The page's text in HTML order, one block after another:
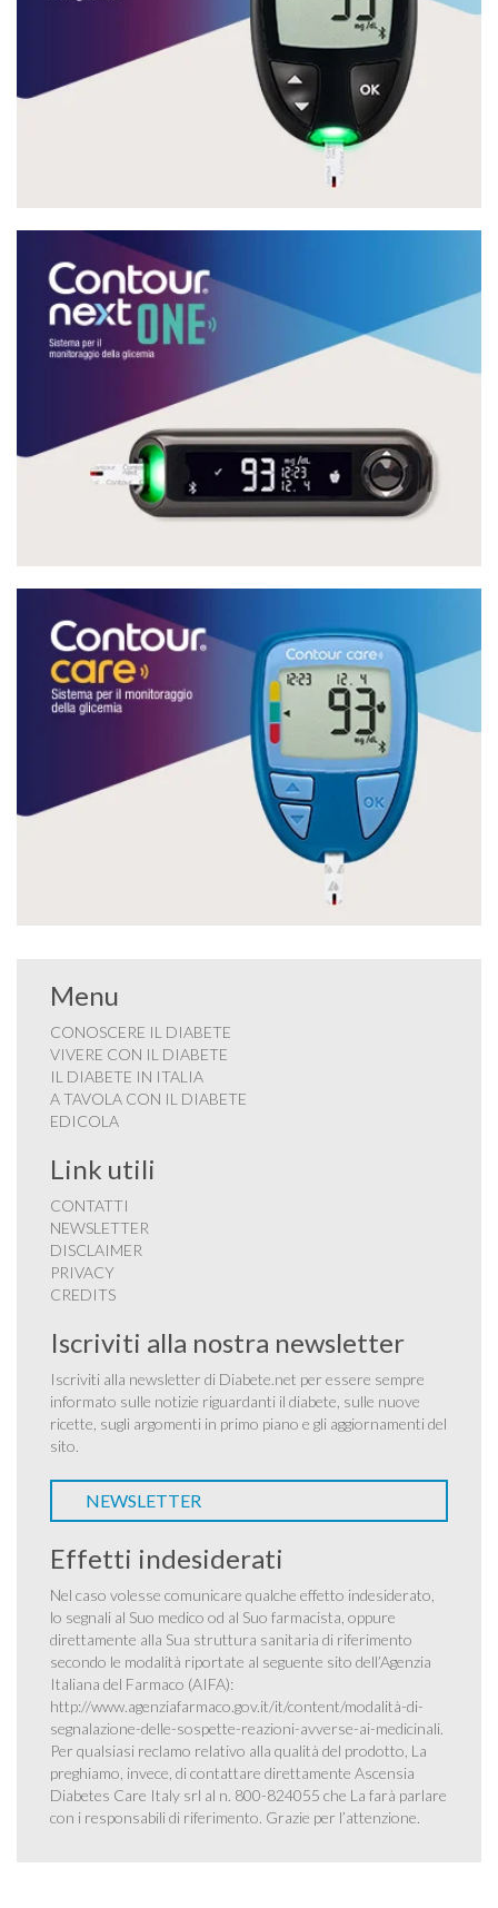
Menu
CONOSCERE IL DIABETE
VIVERE CON IL DIABETE
IL DIABETE IN ITALIA
A TAVOLA CON IL DIABETE
EDICOLA
Link utili
CONTATTI
NEWSLETTER
DISCLAIMER
PRIVACY
CREDITS
Iscriviti alla nostra newsletter
Iscriviti alla newsletter di Diabete.net per essere sempre
informato sulle notizie riguardanti il diabete, sulle nuove
ricette, sugli argomenti in primo piano e gli aggiornamenti del
sito.
NEWSLETTER
Effetti indesiderati
Nel caso volesse comunicare qualche effetto indesiderato,
lo segnali al Suo medico od al Suo farmacista, oppure
direttamente alla Sua struttura sanitaria di riferimento
secondo le modalità riportate al seguente sito dell’Agenzia
Italiana del Farmaco (AIFA):
http://www.agenziafarmaco.gov.it/it/content/modalità-di-
segnalazione-delle-sospette-reazioni-avverse-ai-medicinali.
Per qualsiasi reclamo relativo alla qualità del prodotto, La
preghiamo, invece, di contattare direttamente Ascensia
Diabetes Care Italy srl al n. 800-824055 che La farà parlare
con i responsabili di riferimento. Grazie per l’attenzione.